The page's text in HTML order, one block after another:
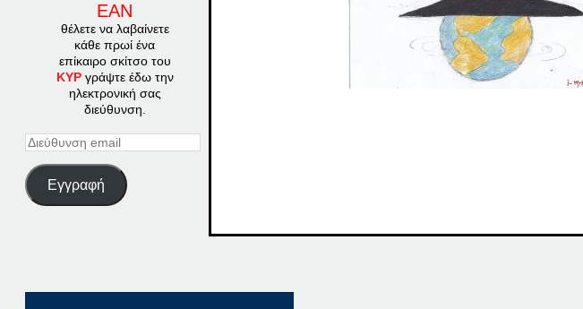
ΕΑΝ
θέλετε να λαβαίνετε
κάθε πρωί ένα
επίκαιρο σκίτσο του
ΚΥΡγράψτε έδω την
ηλεκτρονική σας
διεύθυνση.
Διεύθυνση
Εγγραφή